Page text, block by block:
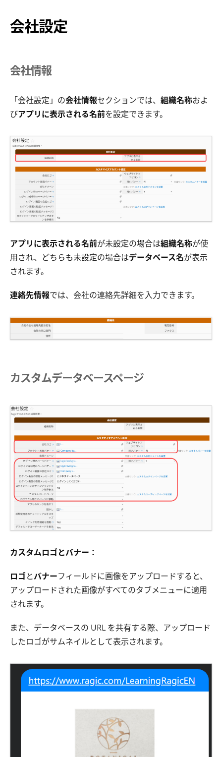
会社設定
会社情報
「会社設定」の会社情報セクションでは、 組織名称およ
びアプリに表示される名前を設定できます。
アプリに表示される名前が未設定の場合は組織名称が使
用され、どちらも未設定の場合はデータベース名が表示
されます。
連絡先情報では、会社の連絡先詳細を入力できます。
カスタムデータベースページ
カスタムロゴとバナー：
ロゴとバナーフィールドに画像をアップロードすると、
アップロードされた画像がすべてのタブメニューに適用
されます。
また、データベースの URL を共有する際、アップロード
したロゴがサムネイルとして表示されます。